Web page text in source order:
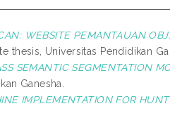
WEBSITE PEMANTAUAN
thesis, Universitas Pendidikan
SEMANTIC SEGMENTATION
Ganesha.
IMPLEMENTATION FOR